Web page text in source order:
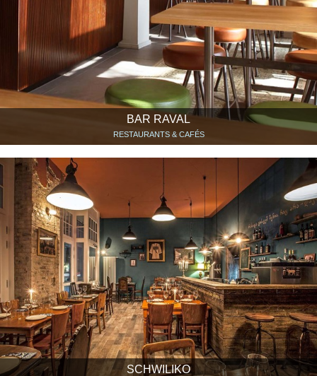
BAR RAVAL
RESTAURANTS & CAFÉS
SCHWILIKO